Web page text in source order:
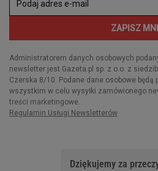
Dziękujemy za